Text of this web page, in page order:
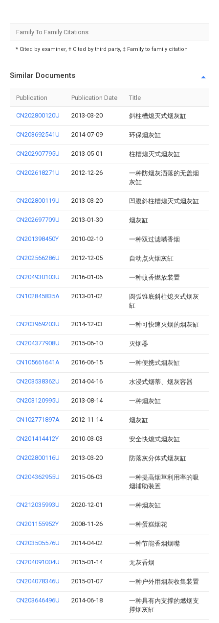
Family To Family Citations
* Cited by examiner, † Cited by third party, ‡ Family to family citation
Similar Documents
Publication Publication Date Title
CN202800120U 2013-03-20 斜柱槽熄灭式烟灰缸
CN203692541U 2014-07-09 环保烟灰缸
CN202907795U 2013-05-01 柱槽熄灭式烟灰缸
CN202618271U 2012-12-26
一种防烟灰洒落的无盖烟
灰缸
CN202800119U 2013-03-20 凹腹斜柱槽熄灭式烟灰缸
CN202697709U 2013-01-30 烟灰缸
CN201398450Y 2010-02-10 一种双过滤嘴香烟
CN202566286U 2012-12-05 自动点火烟灰缸
CN204930103U 2016-01-06 一种蚊香燃放装置
CN102845835A 2013-01-02
圆弧锥底斜柱熄灭式烟灰
缸
CN203969203U 2014-12-03 一种可快速灭烟的烟灰缸
CN204377908U 2015-06-10 灭烟器
CN105661641A 2016-06-15 一种便携式烟灰缸
CN203538362U 2014-04-16 水浸式烟蒂、烟灰容器
CN203120995U 2013-08-14 一种烟灰缸
CN102771897A 2012-11-14 烟灰缸
CN201414412Y 2010-03-03 安全快熄式烟灰缸
CN202800116U 2013-03-20 防落灰分体式烟灰缸
CN204362955U 2015-06-03
一种提高烟草利用率的吸
烟辅助装置
CN212035993U 2020-12-01 一种烟灰缸
CN201155952Y 2008-11-26 一种蛋糕烟花
CN203505576U 2014-04-02 一种节能香烟烟嘴
CN204091004U 2015-01-14 无灰香烟
CN204078346U 2015-01-07 一种户外用烟灰收集装置
CN203646496U 2014-06-18
一种具有内支撑的燃烟支
撑烟灰缸